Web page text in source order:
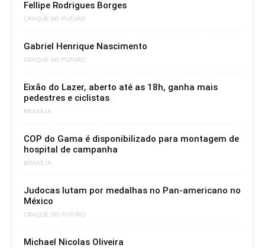
Fellipe Rodrigues Borges
CRAQUE DO FUTURO
Gabriel Henrique Nascimento
CRAQUE DO FUTURO
Eixão do Lazer, aberto até as 18h, ganha mais
pedestres e ciclistas
BRASÍLIA
COP do Gama é disponibilizado para montagem de
hospital de campanha
BRASÍLIA
Judocas lutam por medalhas no Pan-americano no
México
CRAQUE DO FUTURO
Michael Nicolas Oliveira